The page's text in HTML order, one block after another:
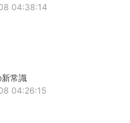
04:38:14
常識
04:26:15